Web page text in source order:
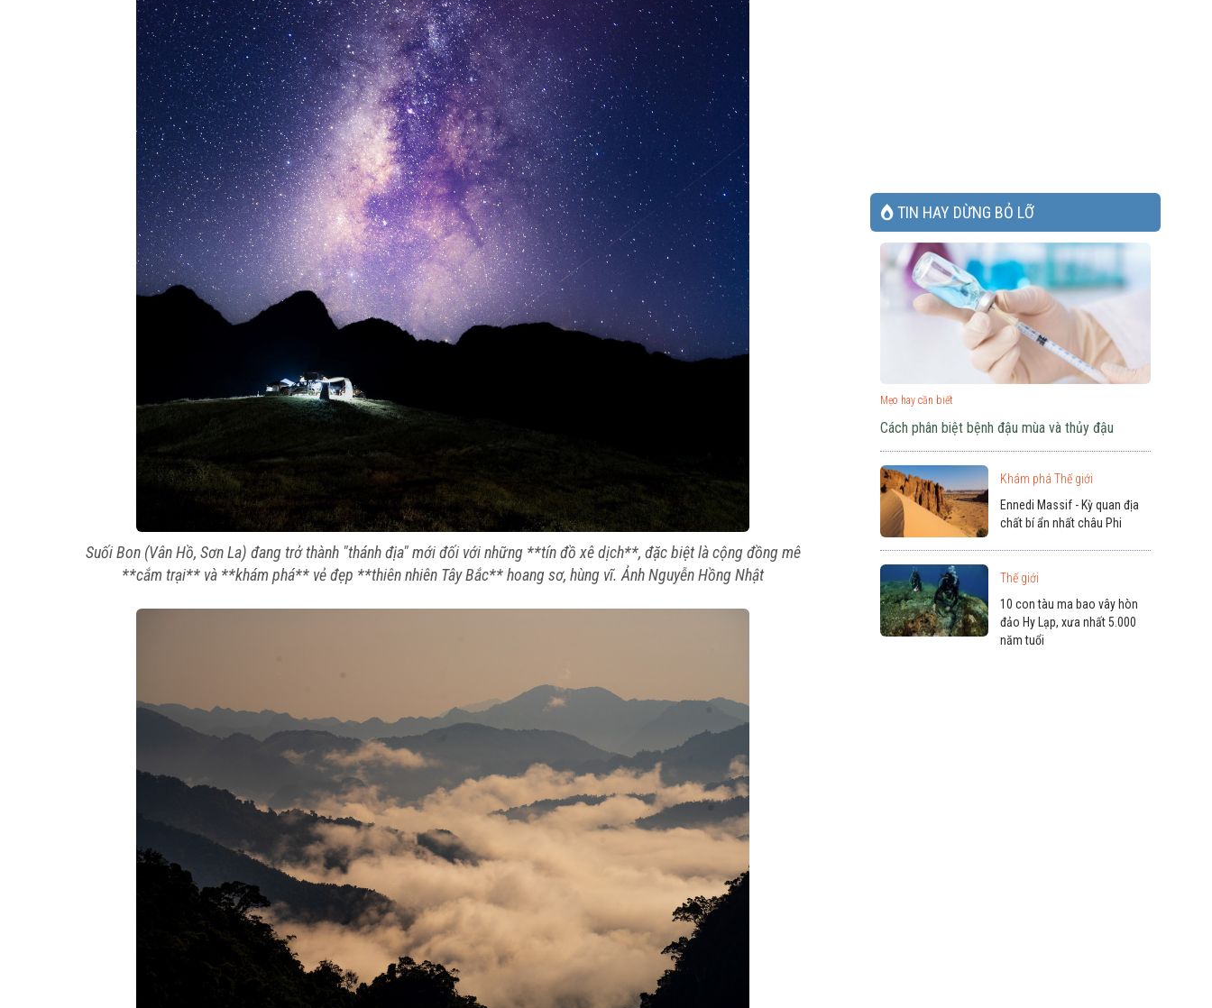
Suối Bon (Vân Hồ, Sơn La) đang trở thành "thánh địa" mới đối với những **tín đồ xê dịch**, đặc biệt là cộng đồng mê
**cắm trại** và **khám phá** vẻ đẹp **thiên nhiên Tây Bắc** hoang sơ, hùng vĩ. Ảnh Nguyễn Hồng Nhật
TIN HAY DỪNG BỎ LỠ
Mẹo hay cần biết
Cách phân biệt bệnh đậu mùa và thủy đậu
Khám phá Thế giới
Ennedi Massif - Kỳ quan địa
chất bí ẩn nhất châu Phi
Thế giới
10 con tàu ma bao vây hòn
đảo Hy Lạp, xưa nhất 5.000
năm tuổi